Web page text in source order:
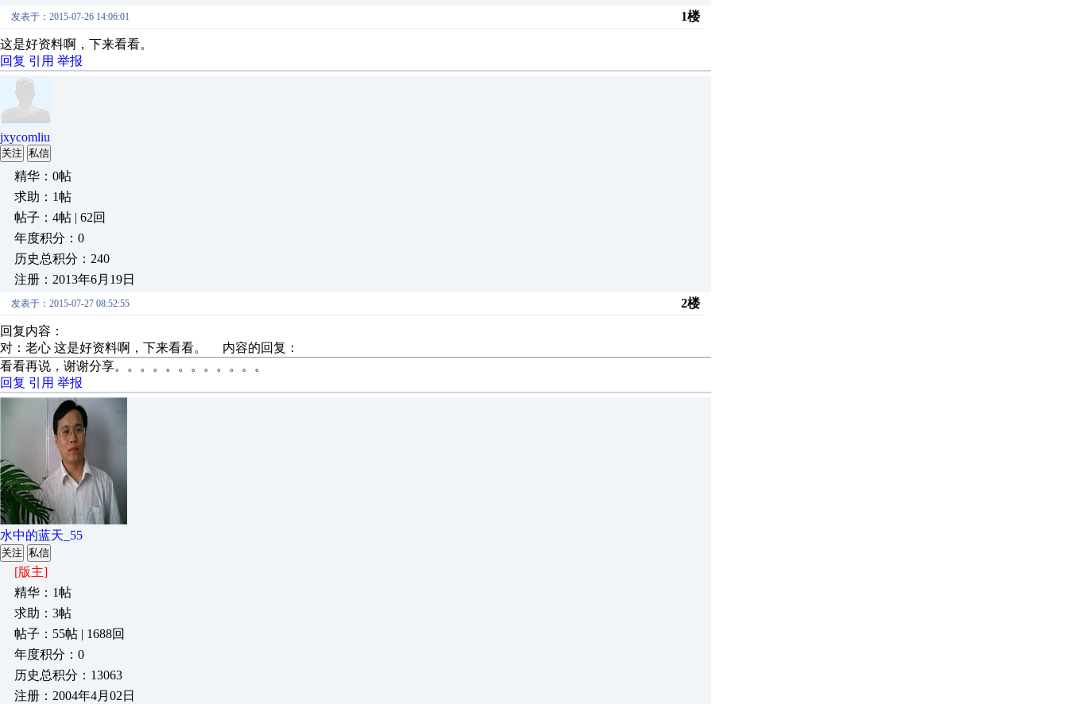
发表于：2015-07-26 14:06:01 1楼
这是好资料啊，下来看看。
回复 引用 举报
jxycomliu
关注 私信
精华：0帖
求助：1帖
帖子：4帖 | 62回
年度积分：0
历史总积分：240
注册：2013年6月19日
发表于：2015-07-27 08:52:55 2楼
回复内容：
对：老心 这是好资料啊，下来看看。 内容的回复：
看看再说，谢谢分享。。。。。。。。。。。。
回复 引用 举报
水中的蓝天_55
关注 私信
[版主]
精华：1帖
求助：3帖
帖子：55帖 | 1688回
年度积分：0
历史总积分：13063
注册：2004年4月02日